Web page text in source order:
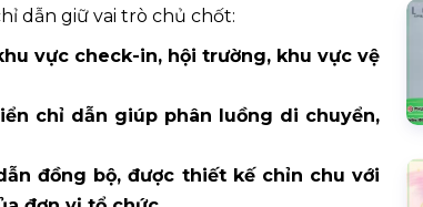
dẫn giữ vai trò chủ chốt:
vực check-in, hội trường, khu vực vệ
chỉ dẫn giúp phân luồng di chuyển,
đồng bộ, được thiết kế chỉn chu với